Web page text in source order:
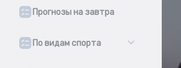
Прогнозы на завтра
По видам спорта